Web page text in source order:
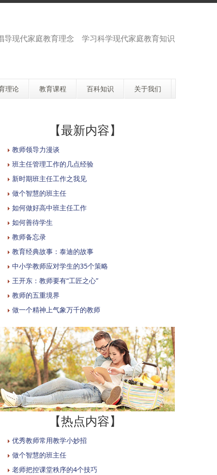
导现代家庭教育理念 学习科学现代家庭教育知识
理论 教育课程 百科知识 关于我们
【最新内容】
教师领导力漫谈
班主任管理工作的几点经验
新时期班主任工作之我见
做个智慧的班主任
如何做好高中班主任工作
如何善待学生
教师备忘录
教育经典故事：泰迪的故事
中小学教师应对学生的35个策略
王开东：教师要有“工匠之心”
教师的五重境界
做一个精神上气象万千的教师
【热点内容】
优秀教师常用教学小妙招
做个智慧的班主任
老师把控课堂秩序的4个技巧